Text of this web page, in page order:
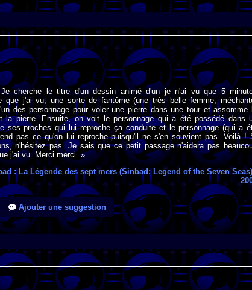
cherche le titre d'un dessin animé d'un je n'ai vu que 5
que j'ai vu, une sorte de fantôme (une très belle femme,
des personnage pour voler une pierre dans une tour et assomme
la pierre. Ensuite, on voit le personnage qui a été possédé dans
ses proches qui lui reproche ça conduite et le personnage (qui a
pas ce qu'on lui reproche puisqu'il ne s'en souvient pas. Voilà !
n'hésitez pas. Je sais que ce petit passage n'aidera pas
j'ai vu. Merci merci. »
: La Légende des sept mers (Sinbad: Legend of the Seven Seas)
Ajouter une suggestion